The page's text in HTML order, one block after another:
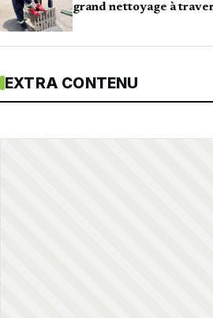
grand nettoyage à
EXTRA CONTENU